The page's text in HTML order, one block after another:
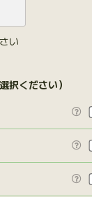
い
択ください）


